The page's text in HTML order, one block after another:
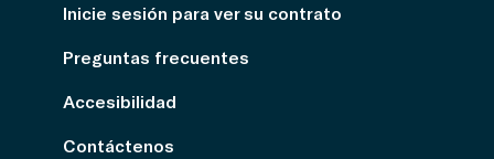
Inicie sesión para ver su contrato
Preguntas frecuentes
Accesibilidad
Contáctenos